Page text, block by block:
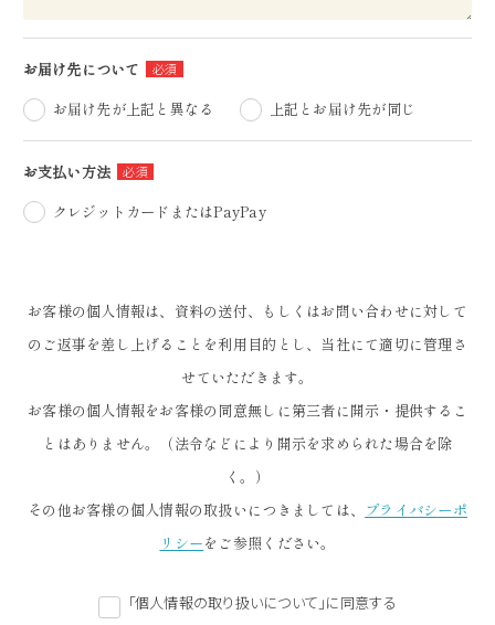
お届け先について
お届け先が上記と異なる
上記とお届け先が同じ
お支払い方法
クレジットカードまたはPayPay
お客様の個人情報は、資料の送付、もしくはお問い合わせに対して
のご返事を差し上げることを利用目的とし、当社にて適切に管理さ
せていただきます。
お客様の個人情報をお客様の同意無しに第三者に開示・提供するこ
とはありません。（法令などにより開示を求められた場合を除
く。）
その他お客様の個人情報の取扱いにつきましては、 プライバシーポ
リシーをご参照ください。
「個人情報の取り扱いについて」に同意する